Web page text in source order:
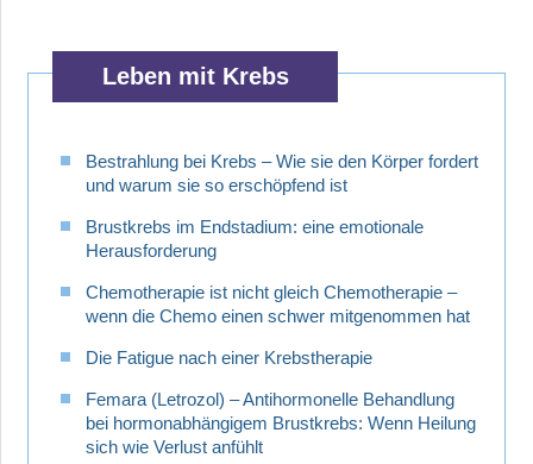
Leben mit Krebs
Bestrahlung bei Krebs – Wie sie den Körper fordert
und warum sie so erschöpfend ist
Brustkrebs im Endstadium: eine emotionale
Herausforderung
Chemotherapie ist nicht gleich Chemotherapie –
wenn die Chemo einen schwer mitgenommen hat
Die Fatigue nach einer Krebstherapie
Femara (Letrozol) – Antihormonelle Behandlung
bei hormonabhängigem Brustkrebs: Wenn Heilung
sich wie Verlust anfühlt